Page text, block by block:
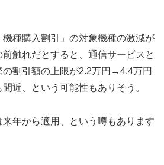
種購入割引」の対象機種の激減が
触れだとすると、通信サービスと
割引額の上限が2.2万円→4.4万円
近、という可能性もありそう。
年から適用、という噂もあります